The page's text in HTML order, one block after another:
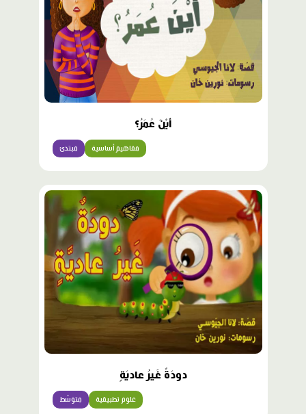
أَيْنَ عُمَرُ؟
مبتدئ مفاهيم أساسية
دودَةٌ غَيرُ عاديَةٍ
متوسّط علوم تطبيقية